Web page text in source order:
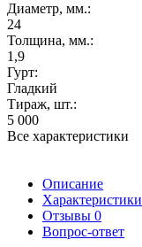
Диаметр, мм.:
24
Толщина, мм.:
1,9
Гурт:
Гладкий
Тираж, шт.:
5 000
Все характеристики
Описание
Характеристики
Отзывы 0
Вопрос-ответ